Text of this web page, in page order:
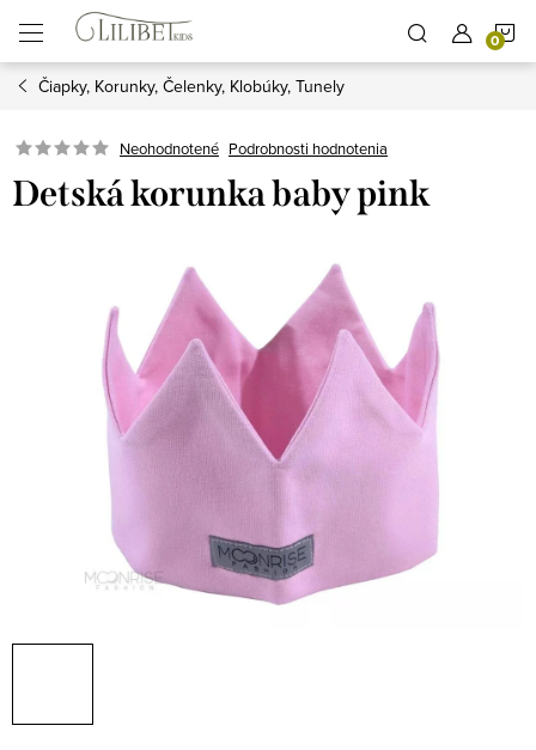
obsah
Čiapky, Korunky, Čelenky, Klobúky, Tunely
Neohodnotené Podrobnosti hodnotenia
Detská korunka baby pink